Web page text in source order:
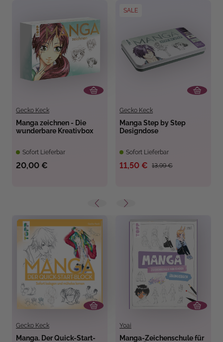
Gecko Keck
Manga zeichnen - Die
wunderbare Kreativbox
Sofort Lieferbar
20,00 €
SALE
Gecko Keck
Manga Step by Step
Designdose
Sofort Lieferbar
13,99 €
11,50 €
Gecko Keck
Manga. Der Quick-Start-
Yoai
Manga-Zeichenschule für